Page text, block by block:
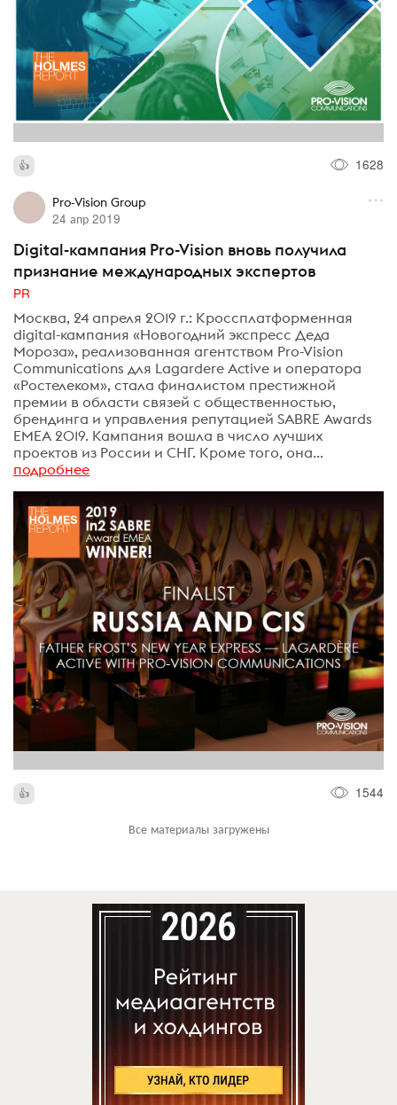
1628
Pro-Vision Group
24 апр 2019
Digital-кампания Pro-Vision вновь получила
признание международных экспертов
PR
Москва, 24 апреля 2019 г.: Кроссплатформенная
digital-кампания «Новогодний экспресс Деда
Мороза», реализованная агентством Pro-Vision
Communications для Lagardere Active и оператора
«Ростелеком», стала финалистом престижной
премии в области связей с общественностью,
брендинга и управления репутацией SABRE Awards
EMEA 2019. Кампания вошла в число лучших
проектов из России и СНГ. Кроме того, она...
подробнее
1544
Все материалы загружены